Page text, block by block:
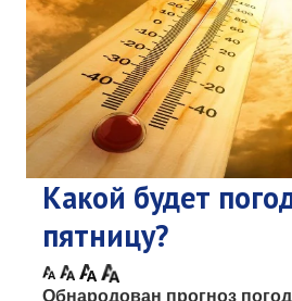
Какой будет
пятницу?
Обнародован прогноз